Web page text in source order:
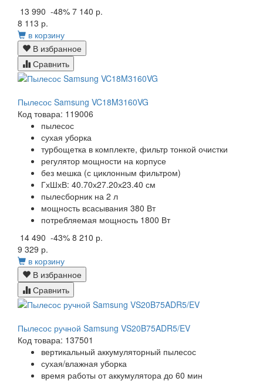
13 990 -48% 7 140 р.
8 113 р.
в корзину
В избранное
Сравнить
Пылесос Samsung VC18M3160VG
Код товара: 119006
пылесос
сухая уборка
турбощетка в комплекте, фильтр тонкой очистки
регулятор мощности на корпусе
без мешка (с циклонным фильтром)
ГхШхВ: 40.70х27.20х23.40 см
пылесборник на 2 л
мощность всасывания 380 Вт
потребляемая мощность 1800 Вт
14 490 -43% 8 210 р.
9 329 р.
в корзину
В избранное
Сравнить
Пылесос ручной Samsung VS20B75ADR5/EV
Код товара: 137501
вертикальный аккумуляторный пылесос
сухая/влажная уборка
время работы от аккумулятора до 60 мин